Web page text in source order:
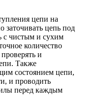
цепи на
заточивать цепь под
с чистым и сухим
количество
и
Также
состоянием цепи,
и проводить
перед каждым